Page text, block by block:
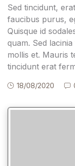
Sed tincidunt,
faucibus purus,
Quisque id
quam. Sed
mollis et. Mauris
tincidunt erat
18/08/2020